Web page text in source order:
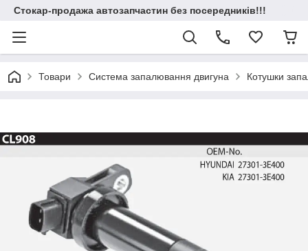
Стокар-продажа автозапчастин без посередників!!!
Товари Система запалювання двигуна Котушки